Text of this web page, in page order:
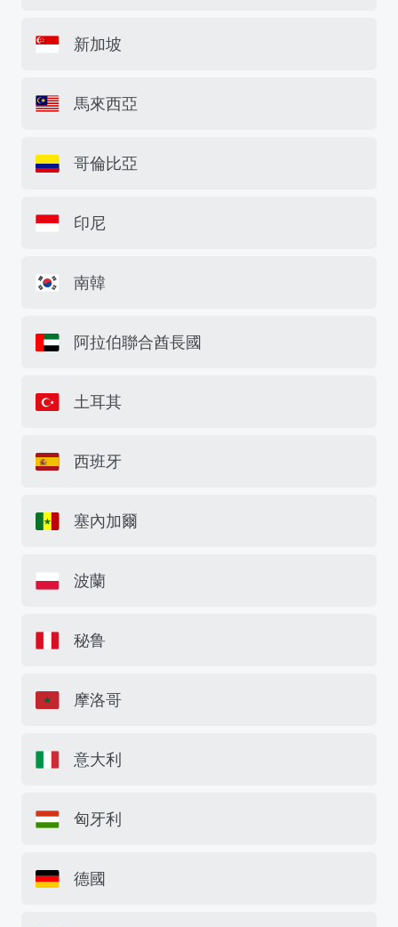
新加坡
馬來西亞
哥倫比亞
印尼
南韓
阿拉伯聯合酋長國
土耳其
西班牙
塞內加爾
波蘭
秘鲁
摩洛哥
意大利
匈牙利
德國